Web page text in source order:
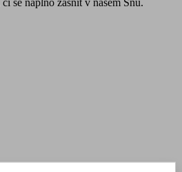
se naplno zasnít v našem Snu.